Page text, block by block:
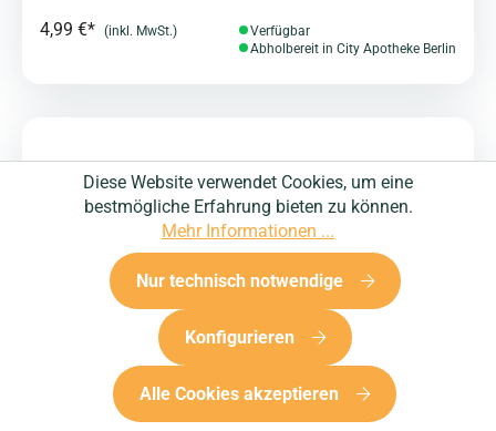
4,99 €* (inkl. MwSt.)
Verfügbar
Abholbereit in City Apotheke Berlin
Diese Website verwendet Cookies, um eine
bestmögliche Erfahrung bieten zu können.
Mehr Informationen ...
Nur technisch notwendige
Konfigurieren
Alle Cookies akzeptieren